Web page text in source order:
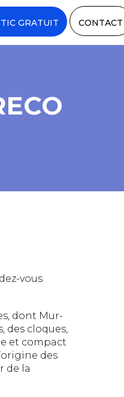
GRATUIT CONTACT
vous
dont Mur-
des cloques,
et compact
des
de la